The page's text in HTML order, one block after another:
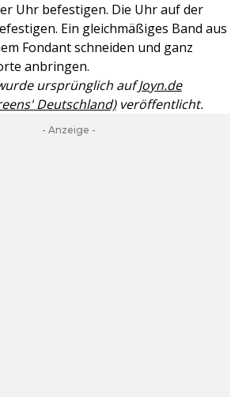
Uhr befestigen. Die Uhr auf der
Ein gleichmäßiges Band aus
Fondant schneiden und ganz
anbringen.
ursprünglich aufJoyn.de
Deutschland)veröffentlicht.
- Anzeige -